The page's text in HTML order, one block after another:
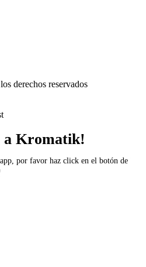
derechos reservados
a Kromatik!
por favor haz click en el botón de